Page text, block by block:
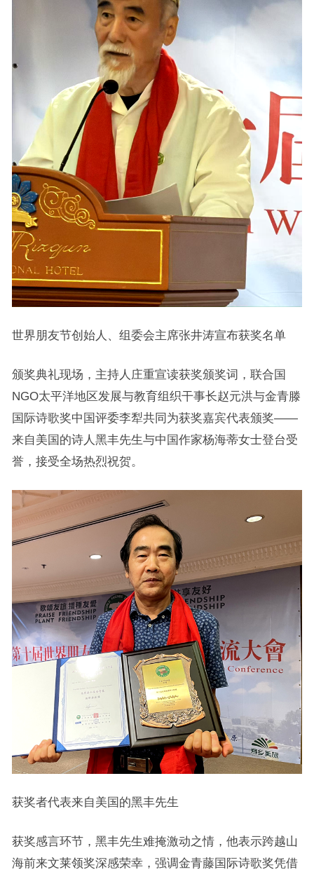
世界朋友节创始人、组委会主席张井涛宣布获奖名单
颁奖典礼现场，主持人庄重宣读获奖颁奖词，联合国
NGO太平洋地区发展与教育组织干事长赵元洪与金青滕
国际诗歌奖中国评委李犁共同为获奖嘉宾代表颁奖——
来自美国的诗人黑丰先生与中国作家杨海蒂女士登台受
誉，接受全场热烈祝贺。
获奖者代表来自美国的黑丰先生
获奖感言环节，黑丰先生难掩激动之情，他表示跨越山
海前来文莱领奖深感荣幸，强调金青藤国际诗歌奖凭借